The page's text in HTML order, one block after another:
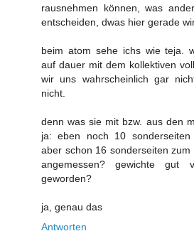
rausnehmen können, was
entscheiden, dwas hier gerade
beim atom sehe ichs wie teja.
auf dauer mit dem kollektiven
wir uns wahrscheinlich gar
nicht.
denn was sie mit bzw. aus den
ja: eben noch 10
aber schon 16 sonderseiten zum
angemessen? gewichte gut
geworden?
ja, genau das
Antworten